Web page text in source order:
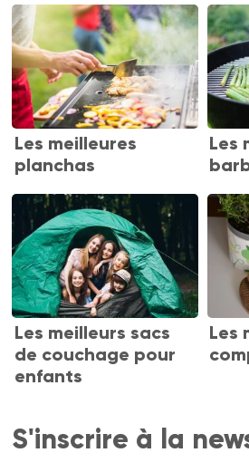
Les meilleures
planchas
Les
Les meilleurs sacs
de couchage pour
enfants
Les
S'inscrire à la